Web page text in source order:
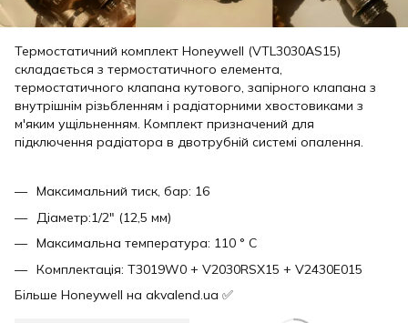
Термостатичний комплект Honeywell (VTL3030AS15)
складається з термостатичного елемента,
термостатичного клапана кутового, запірного клапана з
внутрішнім різьбленням і радіаторними хвостовиками з
м'яким ущільненням. Комплект призначений для
підключення радіатора в двотрубній системі опалення. ⠀
Максимальний тиск, бар: 16
Діаметр:1/2" (12,5 мм)
Максимальна температура: 110 ° С
Комплектація: T3019W0 + V2030RSX15 + V2430E015
Більше Honeywell на akvalend.ua ✅